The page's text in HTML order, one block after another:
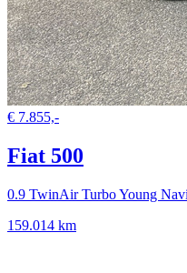
€ 7.855,-
Fiat 500
0.9 TwinAir Turbo Young
159.014 km